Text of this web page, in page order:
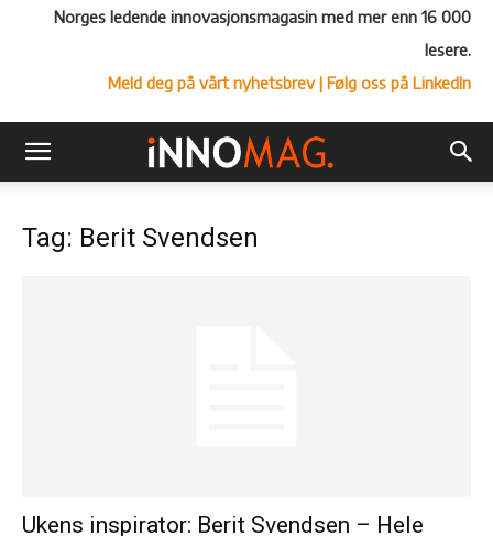
Norges ledende innovasjonsmagasin med mer enn 16 000
lesere.
Meld deg på vårt nyhetsbrev| Følg oss på LinkedIn
Tag: Berit Svendsen
Ukens inspirator: Berit Svendsen – Hele